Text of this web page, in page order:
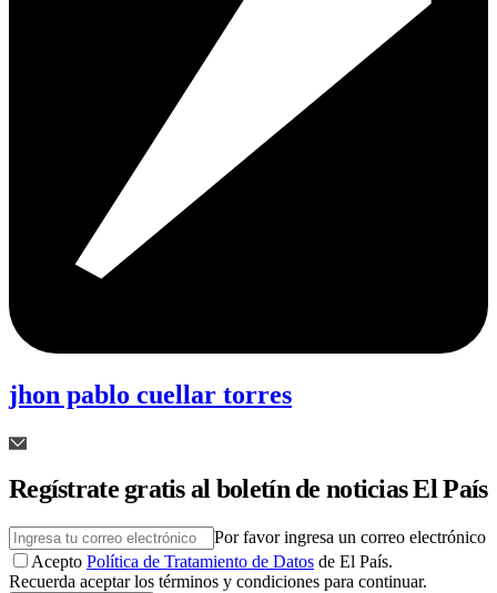
jhon pablo cuellar torres
Regístrate gratis al boletín de noticias El País
Por favor ingresa un correo electrónico
Acepto Política de Tratamiento de Datos de El País.
Recuerda aceptar los términos y condiciones para continuar.